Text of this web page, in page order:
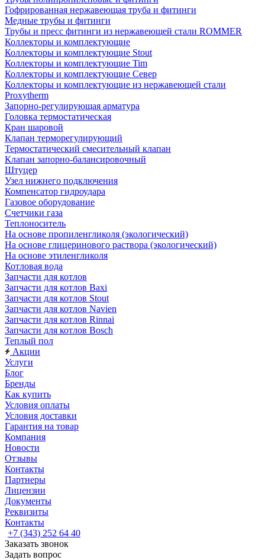
Гофрированная нержавеющая труба и фитинги
Медные трубы и фитинги
Трубы и пресс фитинги из нержавеющей стали ROMMER
Коллекторы и комплектующие
Коллекторы и комплектующие Stout
Коллекторы и комплектующие Tim
Коллекторы и комплектующие Север
Коллекторы и комплектующие из нержавеющей стали
Proxytherm
Запорно-регулирующая арматура
Головка термостатическая
Кран шаровой
Клапан терморегулирующий
Термостатический смесительный клапан
Клапан запорно-балансировочный
Штуцер
Узел нижнего подключения
Компенсатор гидроудара
Газовое оборудование
Счетчики газа
Теплоноситель
На основе пропиленгликоля (экологический)
На основе глицеринового раствора (экологический)
На основе этиленгликоля
Котловая вода
Запчасти для котлов
Запчасти для котлов Baxi
Запчасти для котлов Stout
Запчасти для котлов Navien
Запчасти для котлов Rinnai
Запчасти для котлов Bosch
Теплый пол
Акции
Услуги
Блог
Бренды
Как купить
Условия оплаты
Условия доставки
Гарантия на товар
Компания
Новости
Отзывы
Контакты
Партнеры
Лицензии
Документы
Реквизиты
Контакты
+7 (343) 252 64 40
Заказать звонок
Задать вопрос